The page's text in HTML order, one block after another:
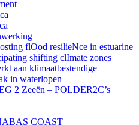
flOod resilieNce in estuarine
shifting clImate zones
aan klimaatbestendige
in waterlopen
2 Zeeën – POLDER2C’s
COAST